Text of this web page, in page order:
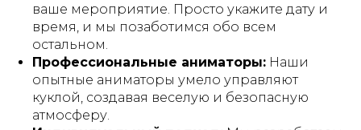
ваше мероприятие. Просто укажите дату и
время, и мы позаботимся обо всем
остальном.
Профессиональные аниматоры: Наши
опытные аниматоры умело управляют
куклой, создавая веселую и безопасную
атмосферу.